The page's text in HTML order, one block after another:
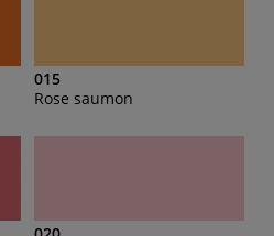
015
Rose saumon